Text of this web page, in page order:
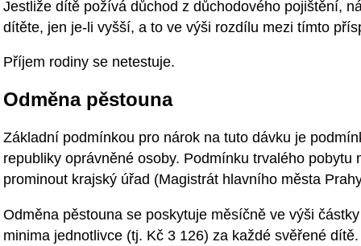
Jestliže dítě požívá důchod z důchodového pojištění,
dítěte, jen je-li vyšší, a to ve výši rozdílu mezi tímto
Příjem rodiny se netestuje.
Odměna pěstouna
Základní podmínkou pro nárok na tuto dávku je
republiky oprávněné osoby. Podmínku trvalého pobytu
prominout krajský úřad (Magistrát hlavního města
Odměna pěstouna se poskytuje měsíčně ve výši
minima jednotlivce (tj. Kč 3 126) za každé svěřené